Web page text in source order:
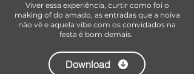
Viver essa experiência, curtir como foi o
making of do amado, as entradas que a noiva
não vê e aquela vibe com os convidados na
festa é bom demais.
Download